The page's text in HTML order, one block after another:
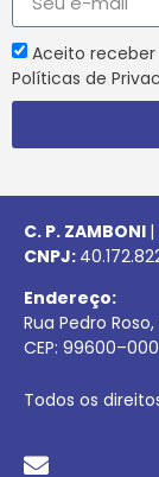
Aceito
Políticas de
C. P. ZAMBONI |
CNPJ:
Endereço:
Rua Pedro Roso,
CEP: 99600–000
Todos os